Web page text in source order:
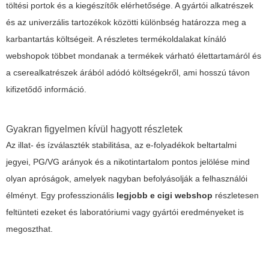
töltési portok és a kiegészítők elérhetősége. A gyártói alkatrészek
és az univerzális tartozékok közötti különbség határozza meg a
karbantartás költségeit. A részletes termékoldalakat kínáló
webshopok többet mondanak a termékek várható élettartamáról és
a cserealkatrészek árából adódó költségekről, ami hosszú távon
kifizetődő információ.
Gyakran figyelmen kívül hagyott részletek
Az illat- és ízválaszték stabilitása, az e-folyadékok beltartalmi
jegyei, PG/VG arányok és a nikotintartalom pontos jelölése mind
olyan apróságok, amelyek nagyban befolyásolják a felhasználói
élményt. Egy professzionális legjobb e cigi webshop részletesen
feltünteti ezeket és laboratóriumi vagy gyártói eredményeket is
megoszthat.